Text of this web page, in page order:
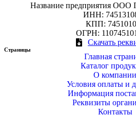
Название предприятия
ИНН:
КПП:
ОГРН:
Скачать
Страницы
Главная
Каталог
О компании
Условия оплаты и
Информация
Реквизиты
Контакты